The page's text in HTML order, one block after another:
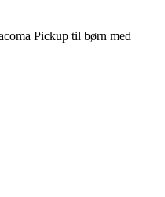
Pickup til børn med